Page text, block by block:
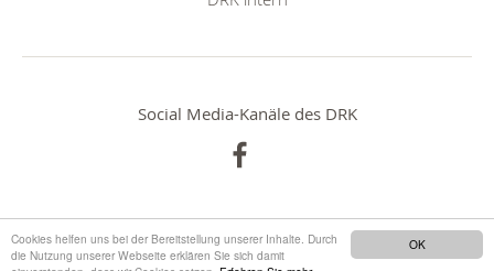
OK
Cookies helfen uns bei der Bereitstellung unserer Inhalte. Durch
die Nutzung unserer Webseite erklären Sie sich damit
Social Media-Kanäle des DRK